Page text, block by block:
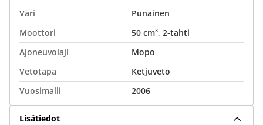
Väri
Punainen
Moottori
50 cm³, 2-tahti
Ajoneuvolaji
Mopo
Vetotapa
Ketjuveto
Vuosimalli
2006
Lisätiedot